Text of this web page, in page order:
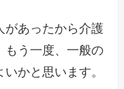
があったから介護
もう一度、一般の
かと思います。